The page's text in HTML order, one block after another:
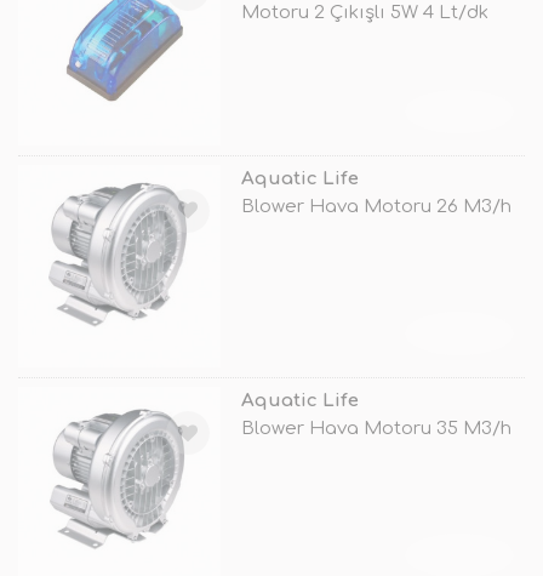
Motoru 2 Çıkışlı 5W 4 Lt/dk
Aquatic Life
Blower Hava Motoru 26 M3/h
Aquatic Life
Blower Hava Motoru 35 M3/h